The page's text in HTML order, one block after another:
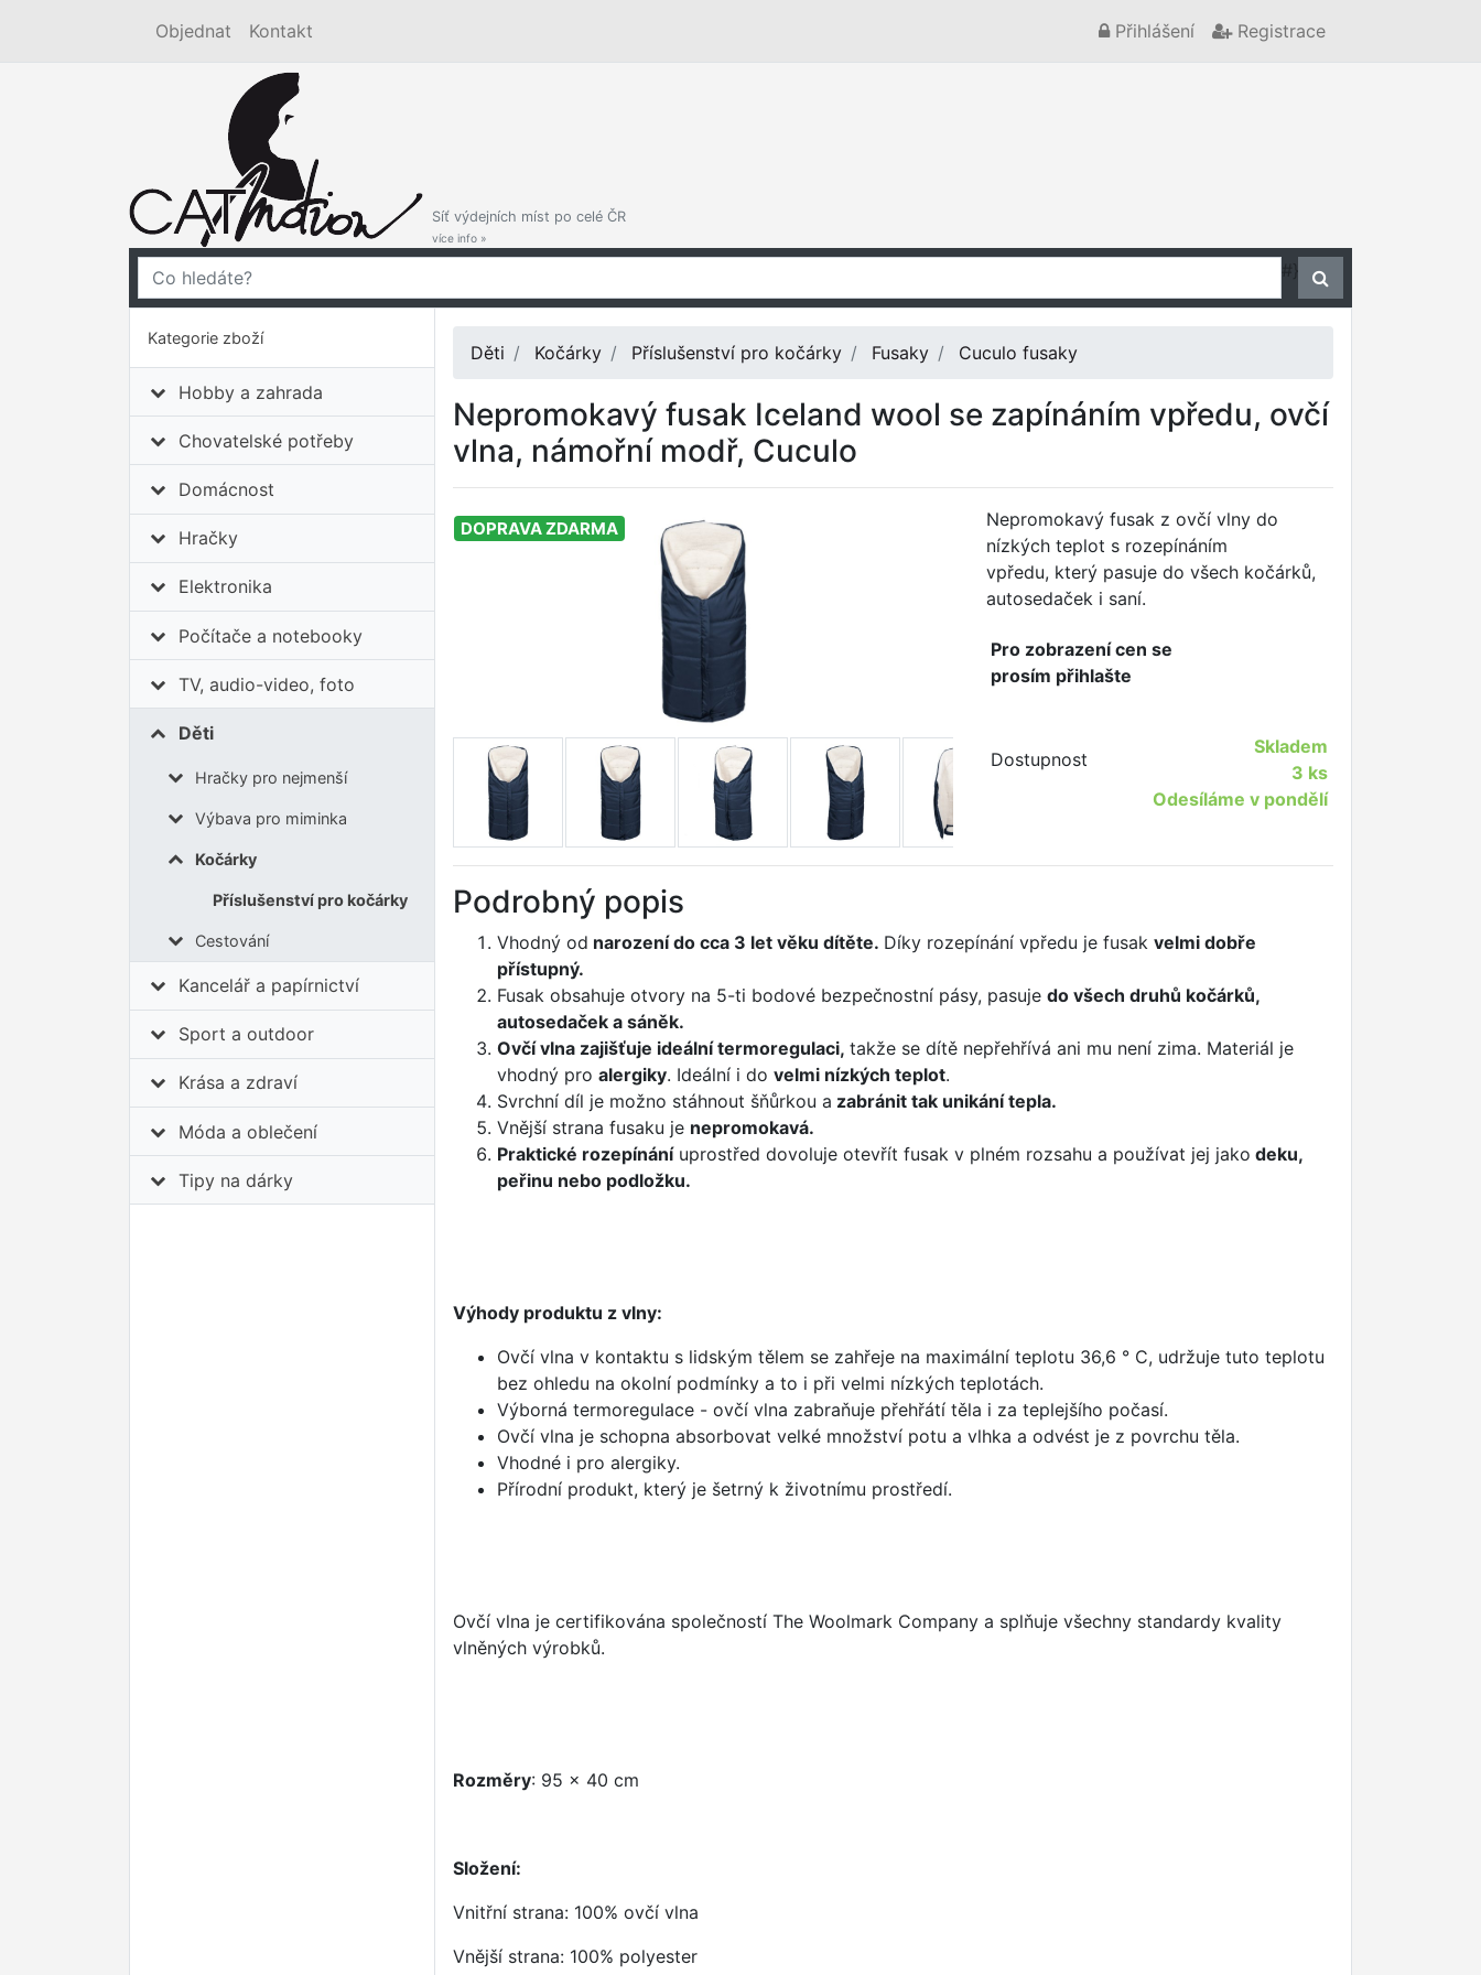
Objednat Kontakt Přihlášení Registrace
Síť výdejních míst po celé ČR
více info »
#}
Kategorie zboží
Hobby a zahrada
Chovatelské potřeby
Domácnost
Hračky
Elektronika
Počítače a notebooky
TV, audio-video, foto
Děti
Hračky pro nejmenší
Výbava pro miminka
Kočárky
Příslušenství pro kočárky
Cestování
Kancelář a papírnictví
Sport a outdoor
Krása a zdraví
Móda a oblečení
Tipy na dárky
Děti Kočárky Příslušenství pro kočárky Fusaky Cuculo fusaky
Nepromokavý fusak Iceland wool se zapínáním vpředu, ovčí
vlna, námořní modř, Cuculo
DOPRAVA ZDARMA
Nepromokavý fusak z ovčí vlny do
nízkých teplot s rozepínáním
vpředu, který pasuje do všech kočárků,
autosedaček i saní.
Pro zobrazení cen se
prosím přihlašte
Dostupnost
Skladem
3 ks
Odesíláme v pondělí
Podrobný popis
Vhodný od narození do cca 3 let věku dítěte. Díky rozepínání vpředu je fusak velmi dobře
přístupný.
Fusak obsahuje otvory na 5-ti bodové bezpečnostní pásy, pasuje do všech druhů kočárků,
autosedaček a sáněk.
Ovčí vlna zajišťuje ideální termoregulaci, takže se dítě nepřehřívá ani mu není zima. Materiál je
vhodný pro alergiky. Ideální i do velmi nízkých teplot.
Svrchní díl je možno stáhnout šňůrkou a zabránit tak unikání tepla.
Vnější strana fusaku je nepromokavá.
Praktické rozepínáníuprostřed dovoluje otevřít fusak v plném rozsahu a používat jej jako deku,
peřinu nebo podložku.
Výhody produktu z vlny:
Ovčí vlna v kontaktu s lidským tělem se zahřeje na maximální teplotu 36,6 ° C, udržuje tuto teplotu
bez ohledu na okolní podmínky a to i při velmi nízkých teplotách.
Výborná termoregulace - ovčí vlna zabraňuje přehřátí těla i za teplejšího počasí.
Ovčí vlna je schopna absorbovat velké množství potu a vlhka a odvést je z povrchu těla.
Vhodné i pro alergiky.
Přírodní produkt, který je šetrný k životnímu prostředí.
Ovčí vlna je certifikována společností The Woolmark Company a splňuje všechny standardy kvality
vlněných výrobků.
Rozměry: 95 x 40 cm
Složení:
Vnitřní strana: 100% ovčí vlna
Vnější strana: 100% polyester